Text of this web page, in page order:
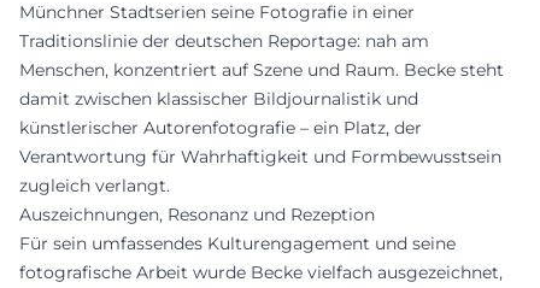
Münchner Stadtserien seine Fotografie in einer
Traditionslinie der deutschen Reportage: nah am
Menschen, konzentriert auf Szene und Raum. Becke steht
damit zwischen klassischer Bildjournalistik und
künstlerischer Autorenfotografie – ein Platz, der
Verantwortung für Wahrhaftigkeit und Formbewusstsein
zugleich verlangt.
Auszeichnungen, Resonanz und Rezeption
Für sein umfassendes Kulturengagement und seine
fotografische Arbeit wurde Becke vielfach ausgezeichnet,